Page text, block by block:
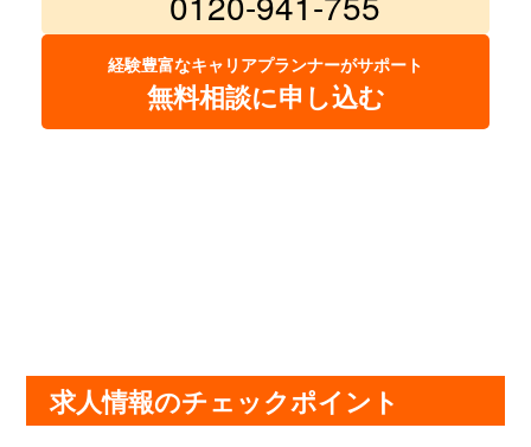
経験豊富なキャリアプランナーがサポート
無料相談に申し込む
求人情報のチェックポイント